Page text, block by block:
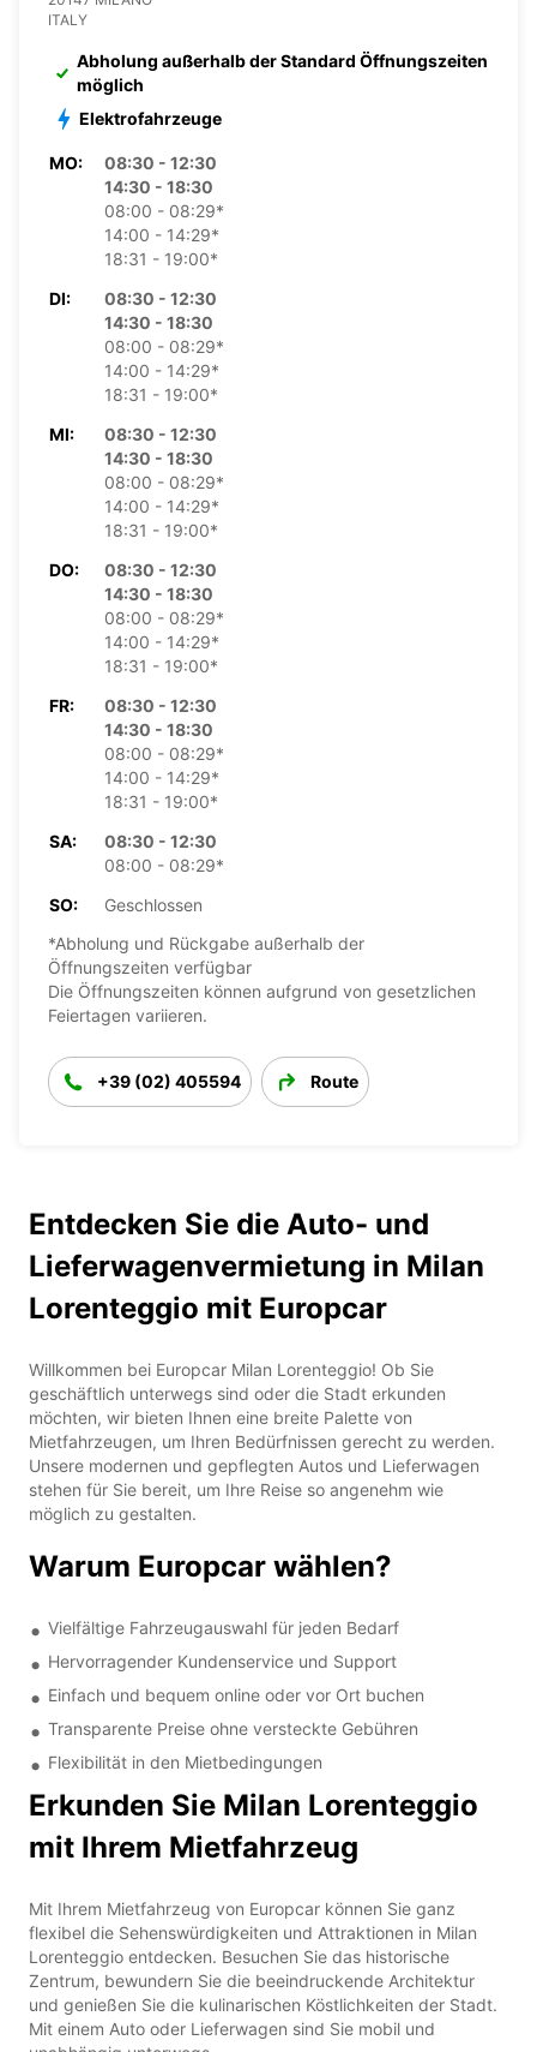
ITALY
Abholung außerhalb der Standard Öffnungszeiten
möglich
Elektrofahrzeuge
MO:
08:30 - 12:30
14:30 - 18:30
08:00 - 08:29*
14:00 - 14:29*
18:31 - 19:00*
DI:
08:30 - 12:30
14:30 - 18:30
08:00 - 08:29*
14:00 - 14:29*
18:31 - 19:00*
MI:
08:30 - 12:30
14:30 - 18:30
08:00 - 08:29*
14:00 - 14:29*
18:31 - 19:00*
DO:
08:30 - 12:30
14:30 - 18:30
08:00 - 08:29*
14:00 - 14:29*
18:31 - 19:00*
FR:
08:30 - 12:30
14:30 - 18:30
08:00 - 08:29*
14:00 - 14:29*
18:31 - 19:00*
SA:
08:30 - 12:30
08:00 - 08:29*
SO:
Geschlossen
*Abholung und Rückgabe außerhalb der
Öffnungszeiten verfügbar
Die Öffnungszeiten können aufgrund von gesetzlichen
Feiertagen variieren.
+39 (02) 405594 Route
Entdecken Sie die Auto- und
Lieferwagenvermietung in Milan
Lorenteggio mit Europcar
Willkommen bei Europcar Milan Lorenteggio! Ob Sie
geschäftlich unterwegs sind oder die Stadt erkunden
möchten, wir bieten Ihnen eine breite Palette von
Mietfahrzeugen, um Ihren Bedürfnissen gerecht zu werden.
Unsere modernen und gepflegten Autos und Lieferwagen
stehen für Sie bereit, um Ihre Reise so angenehm wie
möglich zu gestalten.
Warum Europcar wählen?
Vielfältige Fahrzeugauswahl für jeden Bedarf
Hervorragender Kundenservice und Support
Einfach und bequem online oder vor Ort buchen
Transparente Preise ohne versteckte Gebühren
Flexibilität in den Mietbedingungen
Erkunden Sie Milan Lorenteggio
mit Ihrem Mietfahrzeug
Mit Ihrem Mietfahrzeug von Europcar können Sie ganz
flexibel die Sehenswürdigkeiten und Attraktionen in Milan
Lorenteggio entdecken. Besuchen Sie das historische
Zentrum, bewundern Sie die beeindruckende Architektur
und genießen Sie die kulinarischen Köstlichkeiten der Stadt.
Mit einem Auto oder Lieferwagen sind Sie mobil und